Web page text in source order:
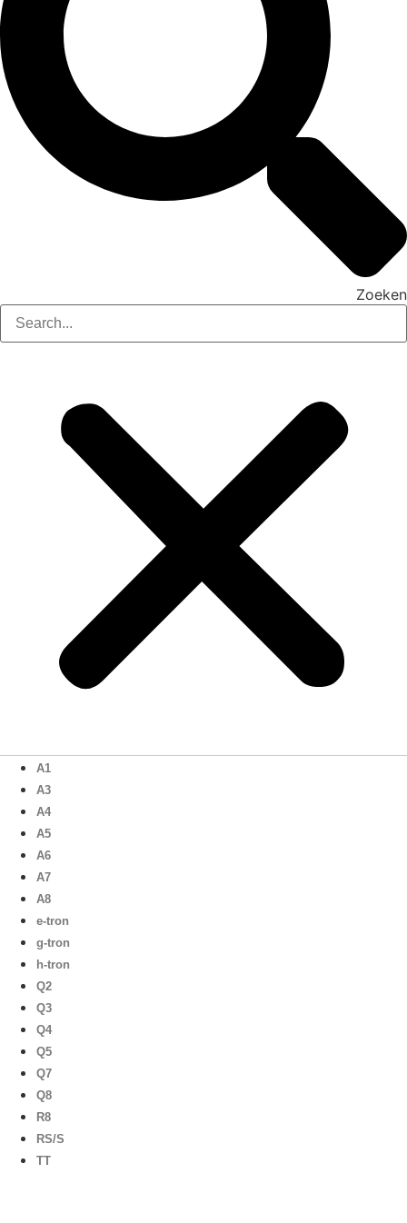
Zoeken
A1
A3
A4
A5
A6
A7
A8
e-tron
g-tron
h-tron
Q2
Q3
Q4
Q5
Q7
Q8
R8
RS/S
TT